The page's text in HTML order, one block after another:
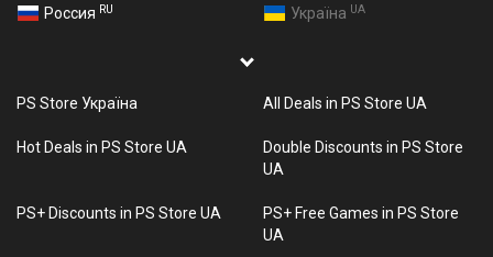
Россия RU Україна UA
PS Store Україна All Deals in PS Store UA
Hot Deals in PS Store UA
Double Discounts in PS Store
UA
PS+ Discounts in PS Store UA
PS+ Free Games in PS Store
UA